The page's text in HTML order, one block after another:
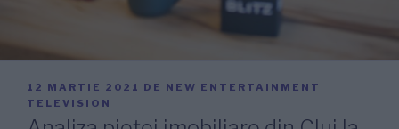
PUBLICAT
PE
12 MARTIE 2021 DE NEW ENTERTAINMENT
TELEVISION